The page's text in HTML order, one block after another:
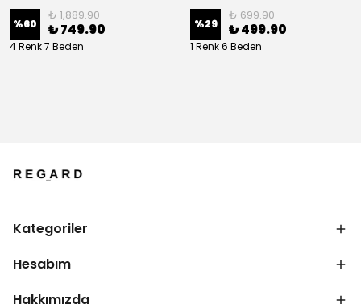
%60
₺ 1,889.90
₺ 749.90
4 Renk 7 Beden
%29
₺ 699.90
₺ 499.90
1 Renk 6 Beden
Kategoriler
Hesabım
Hakkımızda